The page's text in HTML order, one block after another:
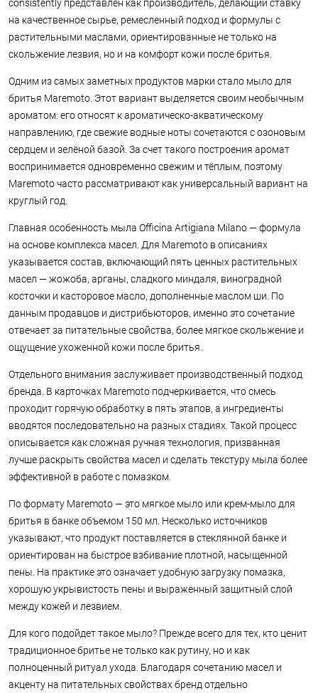
consistently представлен как производитель, делающий ставку
на качественное сырье, ремесленный подход и формулы с
растительными маслами, ориентированные не только на
скольжение лезвия, но и на комфорт кожи после бритья.
Одним из самых заметных продуктов марки стало мыло для
бритья Maremoto. Этот вариант выделяется своим необычным
ароматом: его относят к ароматическо-акватическому
направлению, где свежие водные ноты сочетаются с озоновым
сердцем и зелёной базой. За счет такого построения аромат
воспринимается одновременно свежим и тёплым, поэтому
Maremoto часто рассматривают как универсальный вариант на
круглый год.
Главная особенность мыла Officina Artigiana Milano — формула
на основе комплекса масел. Для Maremoto в описаниях
указывается состав, включающий пять ценных растительных
масел — жожоба, арганы, сладкого миндаля, виноградной
косточки и касторовое масло, дополненные маслом ши. По
данным продавцов и дистрибьюторов, именно это сочетание
отвечает за питательные свойства, более мягкое скольжение и
ощущение ухоженной кожи после бритья.
Отдельного внимания заслуживает производственный подход
бренда. В карточках Maremoto подчеркивается, что смесь
проходит горячую обработку в пять этапов, а ингредиенты
вводятся последовательно на разных стадиях. Такой процесс
описывается как сложная ручная технология, призванная
лучше раскрыть свойства масел и сделать текстуру мыла более
эффективной в работе с помазком.
По формату Maremoto — это мягкое мыло или крем-мыло для
бритья в банке объемом 150 мл. Несколько источников
указывают, что продукт поставляется в стеклянной банке и
ориентирован на быстрое взбивание плотной, насыщенной
пены. На практике это означает удобную загрузку помазка,
хорошую укрывистость пены и выраженный защитный слой
между кожей и лезвием.
Для кого подойдет такое мыло? Прежде всего для тех, кто ценит
традиционное бритье не только как рутину, но и как
полноценный ритуал ухода. Благодаря сочетанию масел и
акценту на питательных свойствах бренд отдельно